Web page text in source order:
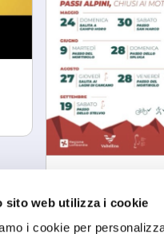
sito web utilizza i cookie
i cookie per
Enjoy Stelvio
gio, 27/08/2026